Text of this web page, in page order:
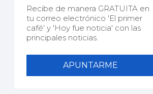
Recibe de manera GRATUITA en
tu correo electrónico 'El primer
café' y 'Hoy fue noticia' con las
principales noticias.
APUNTARME